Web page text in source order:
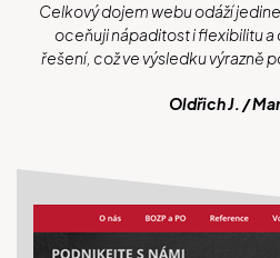
Celkový dojem webu odáží
oceňuji nápaditost i flexibilitu
řešení, což ve výsledku výrazně
Oldřich J. /